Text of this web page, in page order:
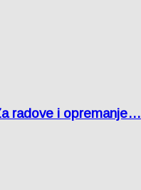
radove i opremanje…